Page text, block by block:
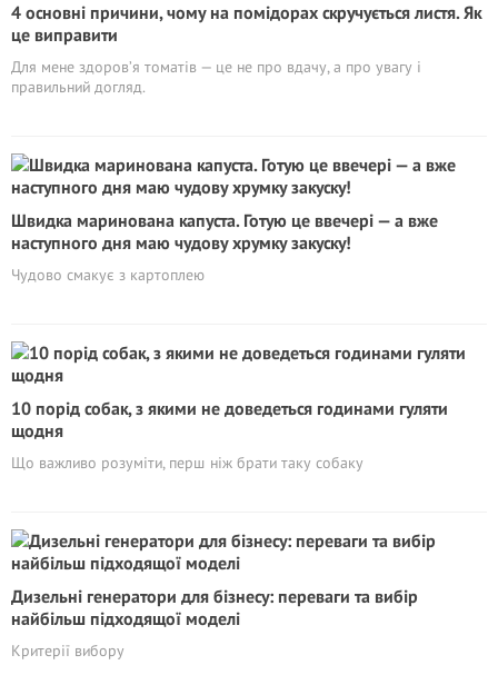
4 основні причини, чому на помідорах скручується листя. Як
це виправити
Для мене здоров’я томатів — це не про вдачу, а про увагу і
правильний догляд.
Швидка маринована капуста. Готую це ввечері — а вже
наступного дня маю чудову хрумку закуску!
Чудово смакує з картоплею
10 порід собак, з якими не доведеться годинами гуляти
щодня
Що важливо розуміти, перш ніж брати таку собаку
Дизельні генератори для бізнесу: переваги та вибір
найбільш підходящої моделі
Критерії вибору